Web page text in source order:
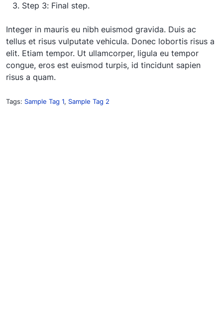
Step 3: Final step.
Integer in mauris eu nibh euismod gravida. Duis ac
tellus et risus vulputate vehicula. Donec lobortis risus a
elit. Etiam tempor. Ut ullamcorper, ligula eu tempor
congue, eros est euismod turpis, id tincidunt sapien
risus a quam.
Tags: Sample Tag 1, Sample Tag 2